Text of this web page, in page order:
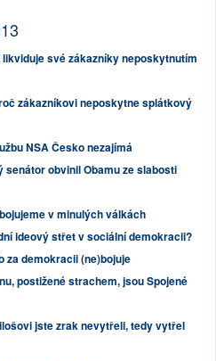
likviduje své zákazníky neposkytnutím
zákazníkovi neposkytne splátkový
NSA Česko nezajímá
obvinil Obamu ze slabosti
v minulých válkách
ideový střet v sociální demokracii?
za demokracii (ne)bojuje
postižené strachem, jsou Spojené
jste zrak nevytřeli, tedy vytřel